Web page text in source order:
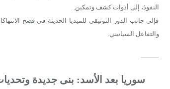
النفوذ، إلى أدوات كشف وتمكين.
فإلى جانب الدور التوثيقي للميديا الحديثة في فضح
والتفاعل السياسي.
⸻
سوريا بعد الأسد: بنى جديدة